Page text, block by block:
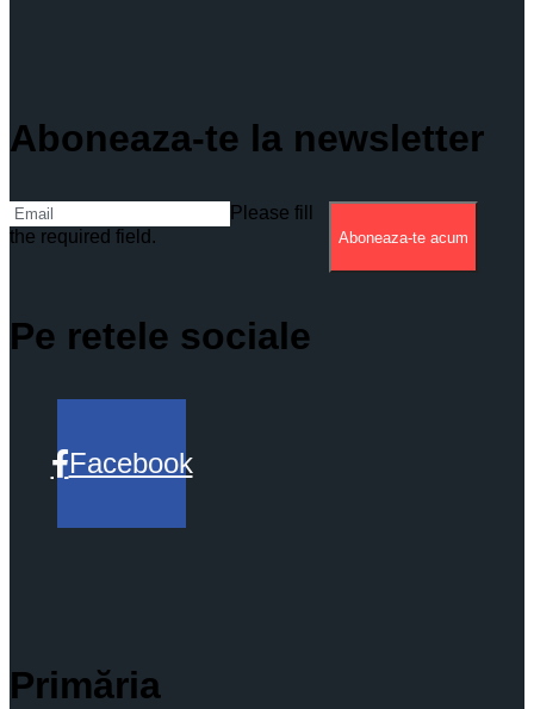
Aboneaza-te la newsletter
Please fill
the required field.
Aboneaza-te acum
Pe retele sociale
Facebook
Primăria